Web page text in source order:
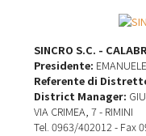
SINCRO S.C. -
Presidente:
Referente di
District Manager:
VIA CRIMEA, 7 - RIMINI
Tel. 0963/402012 - Fax